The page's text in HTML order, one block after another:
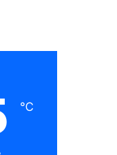
℃